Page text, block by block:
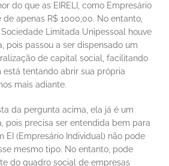
do que as EIRELI, como Empresário
de apenas R$ 1000,00. No entanto,
Limitada Unipessoal houve
pois passou a ser dispensado um
de capital social, facilitando
está tentando abrir sua própria
mais adiante.
da pergunta acima, ela já é um
pois precisa ser entendida bem para
EI (Empresário Individual) não pode
mesmo tipo. No entanto, pode
do quadro social de empresas